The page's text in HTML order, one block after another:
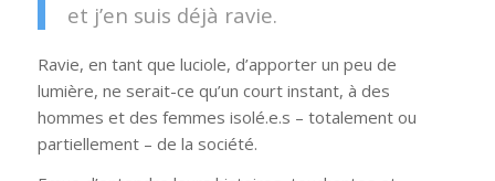
et j’en suis déjà ravie.
Ravie, en tant que luciole, d’apporter un peu de
lumière, ne serait-ce qu’un court instant, à des
hommes et des femmes isolé.e.s – totalement ou
partiellement – de la société.